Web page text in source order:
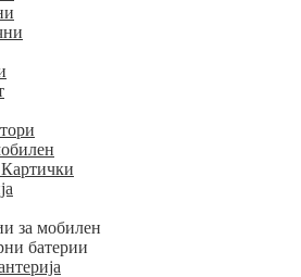
за мобилен
батерии